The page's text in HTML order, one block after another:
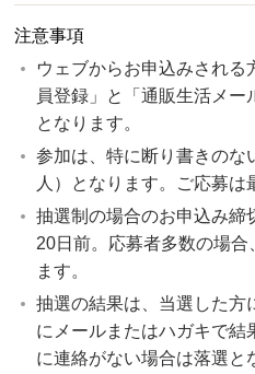
注意事項
ウェブからお申込みされる
員登録」と「通販生活メ
となります。
参加は、特に断り書きのな
人）となります。ご応募は
抽選制の場合のお申込み締
20日前。応募者多数の場合
ます。
抽選の結果は、当選した方
にメールまたはハガキで結
に連絡がない場合は落選と